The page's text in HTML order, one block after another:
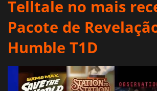
Telltale no mais
Pacote de
Humble T1D